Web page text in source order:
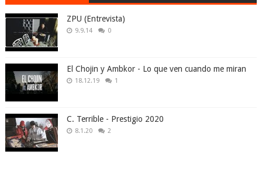
ZPU (Entrevista)
9.9.14 0
El Chojin y Ambkor - Lo que ven cuando me miran
18.12.19 1
C. Terrible - Prestigio 2020
8.1.20 2